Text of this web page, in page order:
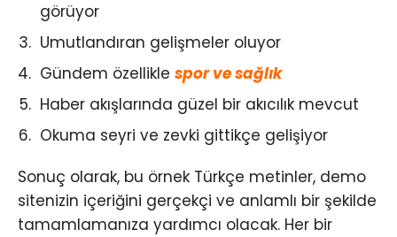
görüyor
Umutlandıran gelişmeler oluyor
Gündem özellikle spor ve sağlık
Haber akışlarında güzel bir akıcılık mevcut
Okuma seyri ve zevki gittikçe gelişiyor
Sonuç olarak, bu örnek Türkçe metinler, demo
sitenizin içeriğini gerçekçi ve anlamlı bir şekilde
tamamlamanıza yardımcı olacak. Her bir